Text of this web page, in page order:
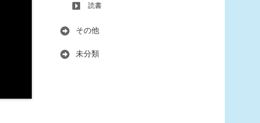
読書
その他
未分類